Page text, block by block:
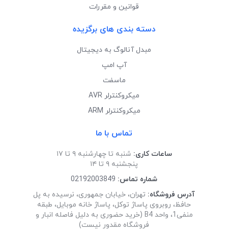
قوانین و مقررات
دسته بندی های برگزیده
مبدل آنالوگ به دیجیتال
آپ امپ
ماسفت
میکروکنترلر AVR
میکروکنترلر ARM
تماس با ما
ساعات کاری: شنبه تا چهارشنبه ۹ تا ۱۷
پنجشنبه ۹ تا ۱۴
شماره تماس: 02192003849
آدرس فروشگاه: تهران، خیابان جمهوری، نرسیده به پل
حافظ، روبروی پاساژ توکل، پاساژ خانه موبایل، طبقه
منفی1، واحد B4 (خرید حضوری به دلیل فاصله انبار و
فروشگاه مقدور نیست)